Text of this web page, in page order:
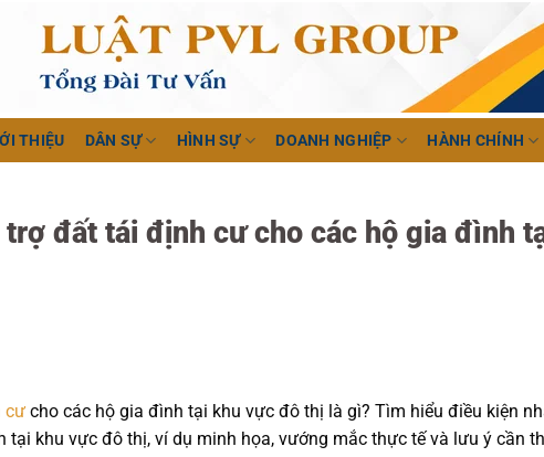
THIỆU DÂN SỰ HÌNH SỰ DOANH NGHIỆP HÀNH CHÍNH
đất tái định cư cho các hộ gia đình
cư cho các hộ gia đình tại khu vực đô thị là gì? Tìm hiểu điều kiện
khu vực đô thị, ví dụ minh họa, vướng mắc thực tế và lưu ý cần